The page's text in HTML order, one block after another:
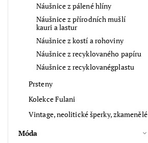
Náušnice z pálené hlíny
Náušnice z přírodních mušlí
kauri a lastur
Náušnice z kostí a rohoviny
Náušnice z recyklovaného papíru
Náušnice z recyklovanégplastu
Prsteny
Kolekce Fulani
Vintage, neolitické šperky, zkamenělé
Móda